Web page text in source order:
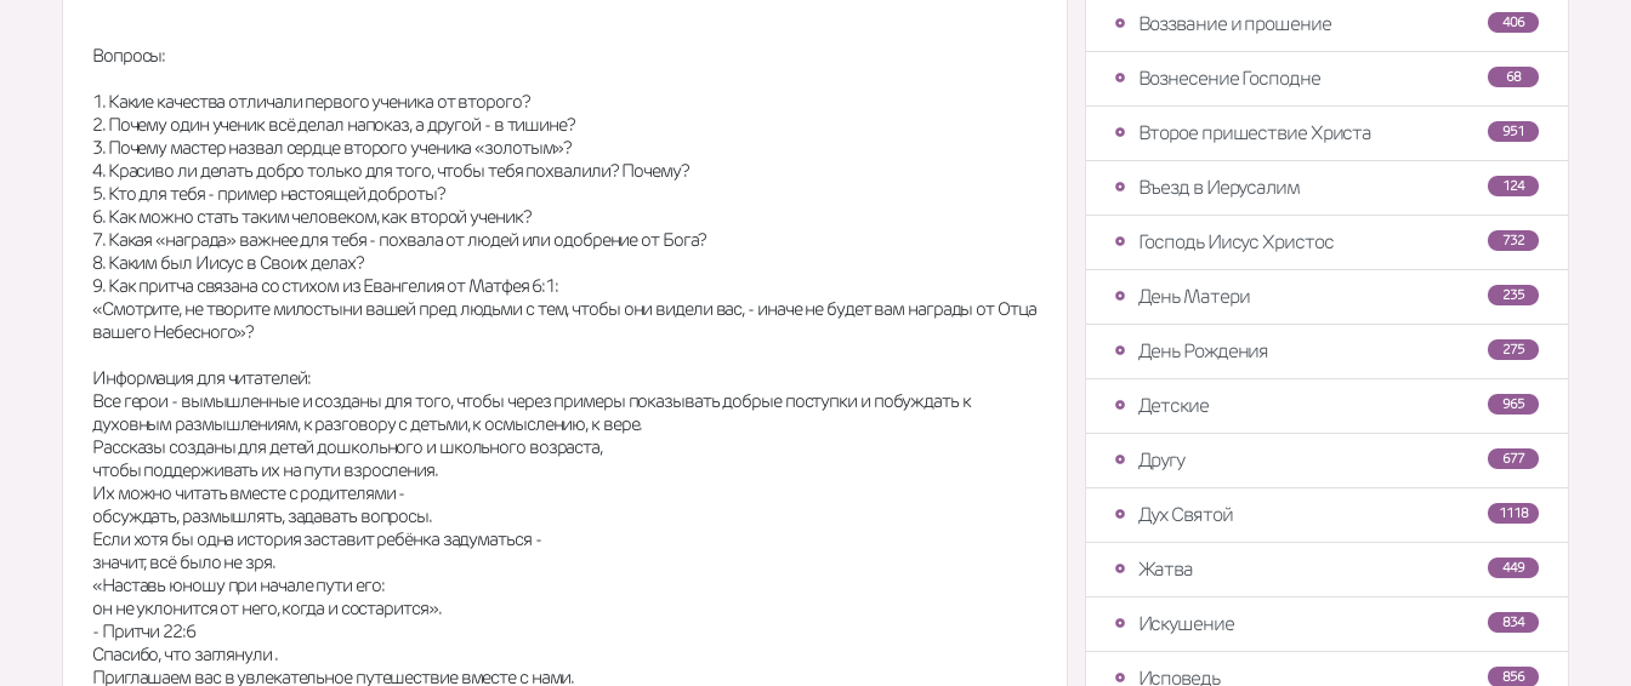
Вопросы:
1. Какие качества отличали первого ученика от второго?
2. Почему один ученик всё делал напоказ, а другой - в тишине?
3. Почему мастер назвал сердце второго ученика «золотым»?
4. Красиво ли делать добро только для того, чтобы тебя похвалили? Почему?
5. Кто для тебя - пример настоящей доброты?
6. Как можно стать таким человеком, как второй ученик?
7. Какая «награда» важнее для тебя - похвала от людей или одобрение от Бога?
8. Каким был Иисус в Своих делах?
9. Как притча связана со стихом из Евангелия от Матфея 6:1:
«Смотрите, не творите милостыни вашей пред людьми с тем, чтобы они видели вас, - иначе не будет вам награды от Отца
вашего Небесного»?
Информация для читателей:
Все герои - вымышленные и созданы для того, чтобы через примеры показывать добрые поступки и побуждать к
духовным размышлениям, к разговору с детьми, к осмыслению, к вере.
Рассказы созданы для детей дошкольного и школьного возраста,
чтобы поддерживать их на пути взросления.
Их можно читать вместе с родителями -
обсуждать, размышлять, задавать вопросы.
Если хотя бы одна история заставит ребёнка задуматься -
значит, всё было не зря.
«Наставь юношу при начале пути его:
он не уклонится от него, когда и состарится».
- Притчи 22:6
Спасибо, что заглянули .
Приглашаем вас в увлекательное путешествие вместе с нами.
406
Воззвание и прошение
68
Вознесение Господне
951
Второе пришествие Христа
124
Въезд в Иерусалим
732
Господь Иисус Христос
235
День Матери
275
День Рождения
965
Детские
677
Другу
1118
Дух Святой
449
Жатва
834
Искушение
856
Исповедь